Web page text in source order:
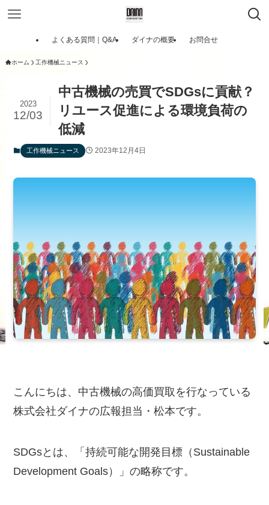
よくある質問｜Q&A ダイナの概要 お問合せ
ホーム 工作機械ニュース
中古機械の売買でSDGsに貢献？
リユース促進による環境負荷の
低減
2023
12/03
工作機械ニュース 2023年12月4日
こんにちは、中古機械の高価買取を行なっている
株式会社ダイナの広報担当・松本です。
SDGsとは、「持続可能な開発目標（Sustainable
Development Goals）」の略称です。